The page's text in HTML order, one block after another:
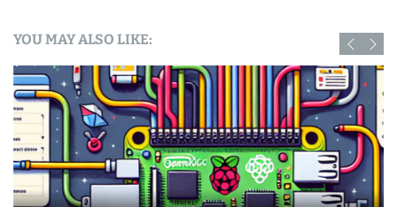
YOU MAY ALSO LIKE: